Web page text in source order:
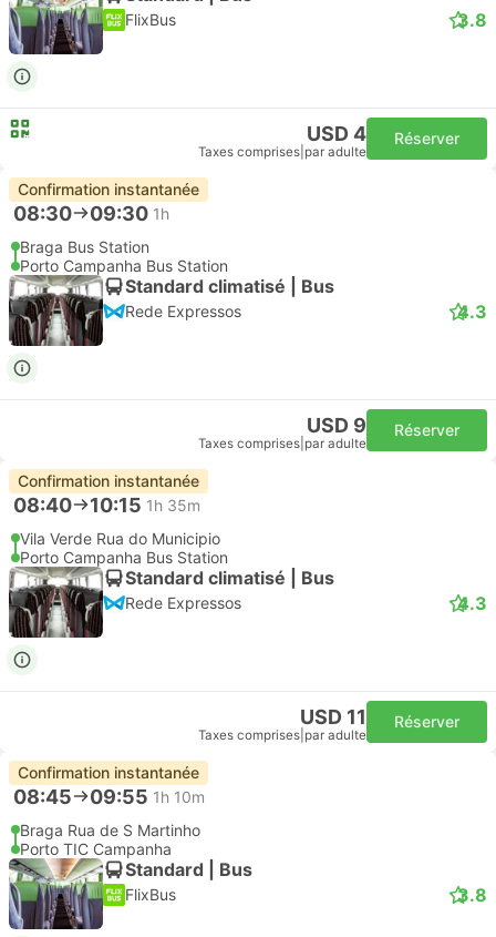
FlixBus 3.8
USD 4
Taxes comprises par adulte
Réserver
Confirmation instantanée
08:30 09:30 1h
Braga Bus Station
Porto Campanha Bus Station
Standard climatisé | Bus
Rede Expressos 4.3
USD 9
Taxes comprises par adulte
Réserver
Confirmation instantanée
08:40 10:15 1h 35m
Vila Verde Rua do Municipio
Porto Campanha Bus Station
Standard climatisé | Bus
Rede Expressos 4.3
USD 11
Taxes comprises par adulte
Réserver
Confirmation instantanée
08:45 09:55 1h 10m
Braga Rua de S Martinho
Porto TIC Campanha
Standard | Bus
FlixBus 3.8